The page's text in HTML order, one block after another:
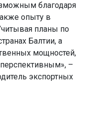
благодаря
опыту в
планы по
Балтии, а
мощностей,
–
экспортных